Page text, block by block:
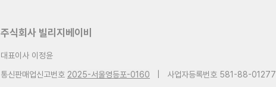
주식회사 빌리지베이비
대표이사 이정윤
통신판매업신고번호 2025-서울영등포-0160 사업자등록번호 581-88-01277